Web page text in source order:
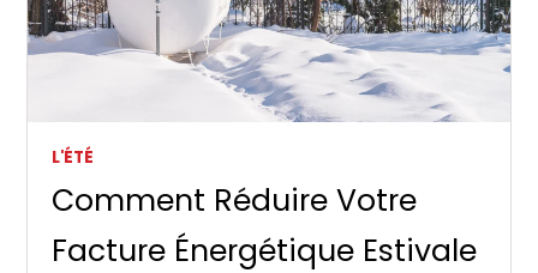
L'ÉTÉ
Comment Réduire Votre
Facture Énergétique Estivale